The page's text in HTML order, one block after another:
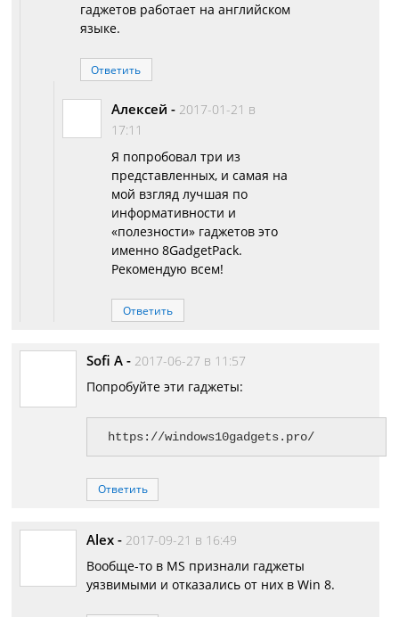
гаджетов работает на английском
языке.
Ответить
Алексей - 2017-01-21 в
17:11
Я попробовал три из
представленных, и самая на
мой взгляд лучшая по
информативности и
«полезности» гаджетов это
именно 8GadgetPack.
Рекомендую всем!
Ответить
Sofi A - 2017-06-27 в 11:57
Попробуйте эти гаджеты:
https://windows10gadgets.pro/
Ответить
Alex - 2017-09-21 в 16:49
Вообще-то в MS признали гаджеты
уязвимыми и отказались от них в Win 8.